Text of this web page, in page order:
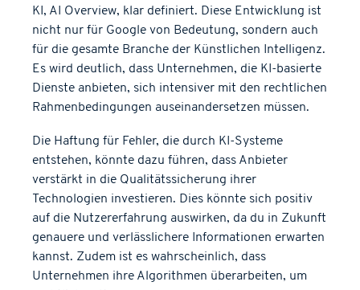
KI, AI Overview, klar definiert. Diese Entwicklung ist
nicht nur für Google von Bedeutung, sondern auch
für die gesamte Branche der Künstlichen Intelligenz.
Es wird deutlich, dass Unternehmen, die KI-basierte
Dienste anbieten, sich intensiver mit den rechtlichen
Rahmenbedingungen auseinandersetzen müssen.
Die Haftung für Fehler, die durch KI-Systeme
entstehen, könnte dazu führen, dass Anbieter
verstärkt in die Qualitätssicherung ihrer
Technologien investieren. Dies könnte sich positiv
auf die Nutzererfahrung auswirken, da du in Zukunft
genauere und verlässlichere Informationen erwarten
kannst. Zudem ist es wahrscheinlich, dass
Unternehmen ihre Algorithmen überarbeiten, um